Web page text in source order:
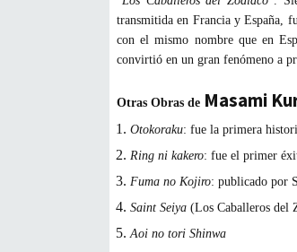
transmitida en Francia y España,
con el mismo nombre que en
convirtió en un gran fenómeno a
Otras Obras de Masami
Otokoraku: fue la primera
Ring ni kakero: fue el primer
Fuma no Kojiro: publicado por
Saint Seiya (Los Caballeros del
Aoi no tori Shinwa